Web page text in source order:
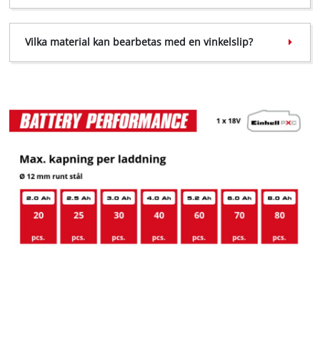
Powered byUsercentrics Consent
Management Platform
Vilka material kan bearbetas med en vinkelslip?